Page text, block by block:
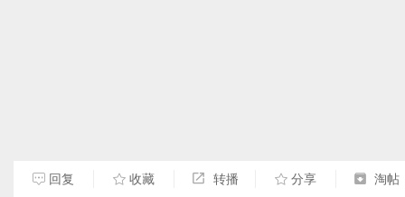
回复 收藏 转播 分享 淘帖